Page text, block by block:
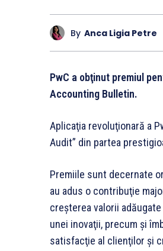
By Anca Ligia Petre
PwC a obţinut premiul
Accounting Bulletin.
Aplicaţia revoluţionară a
Audit” din partea
Premiile sunt decernate
au adus o contribuţie
creşterea valorii
unei inovaţii, precum şi
satisfacţie al clienţilor şi